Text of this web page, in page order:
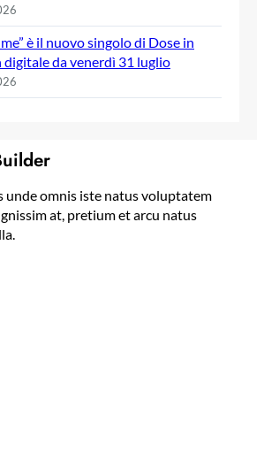
è il nuovo singolo di Dose in
digitale da venerdì 31 luglio
unde omnis iste natus voluptatem
at, pretium et arcu natus